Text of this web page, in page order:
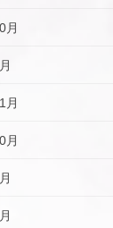
月
月
月